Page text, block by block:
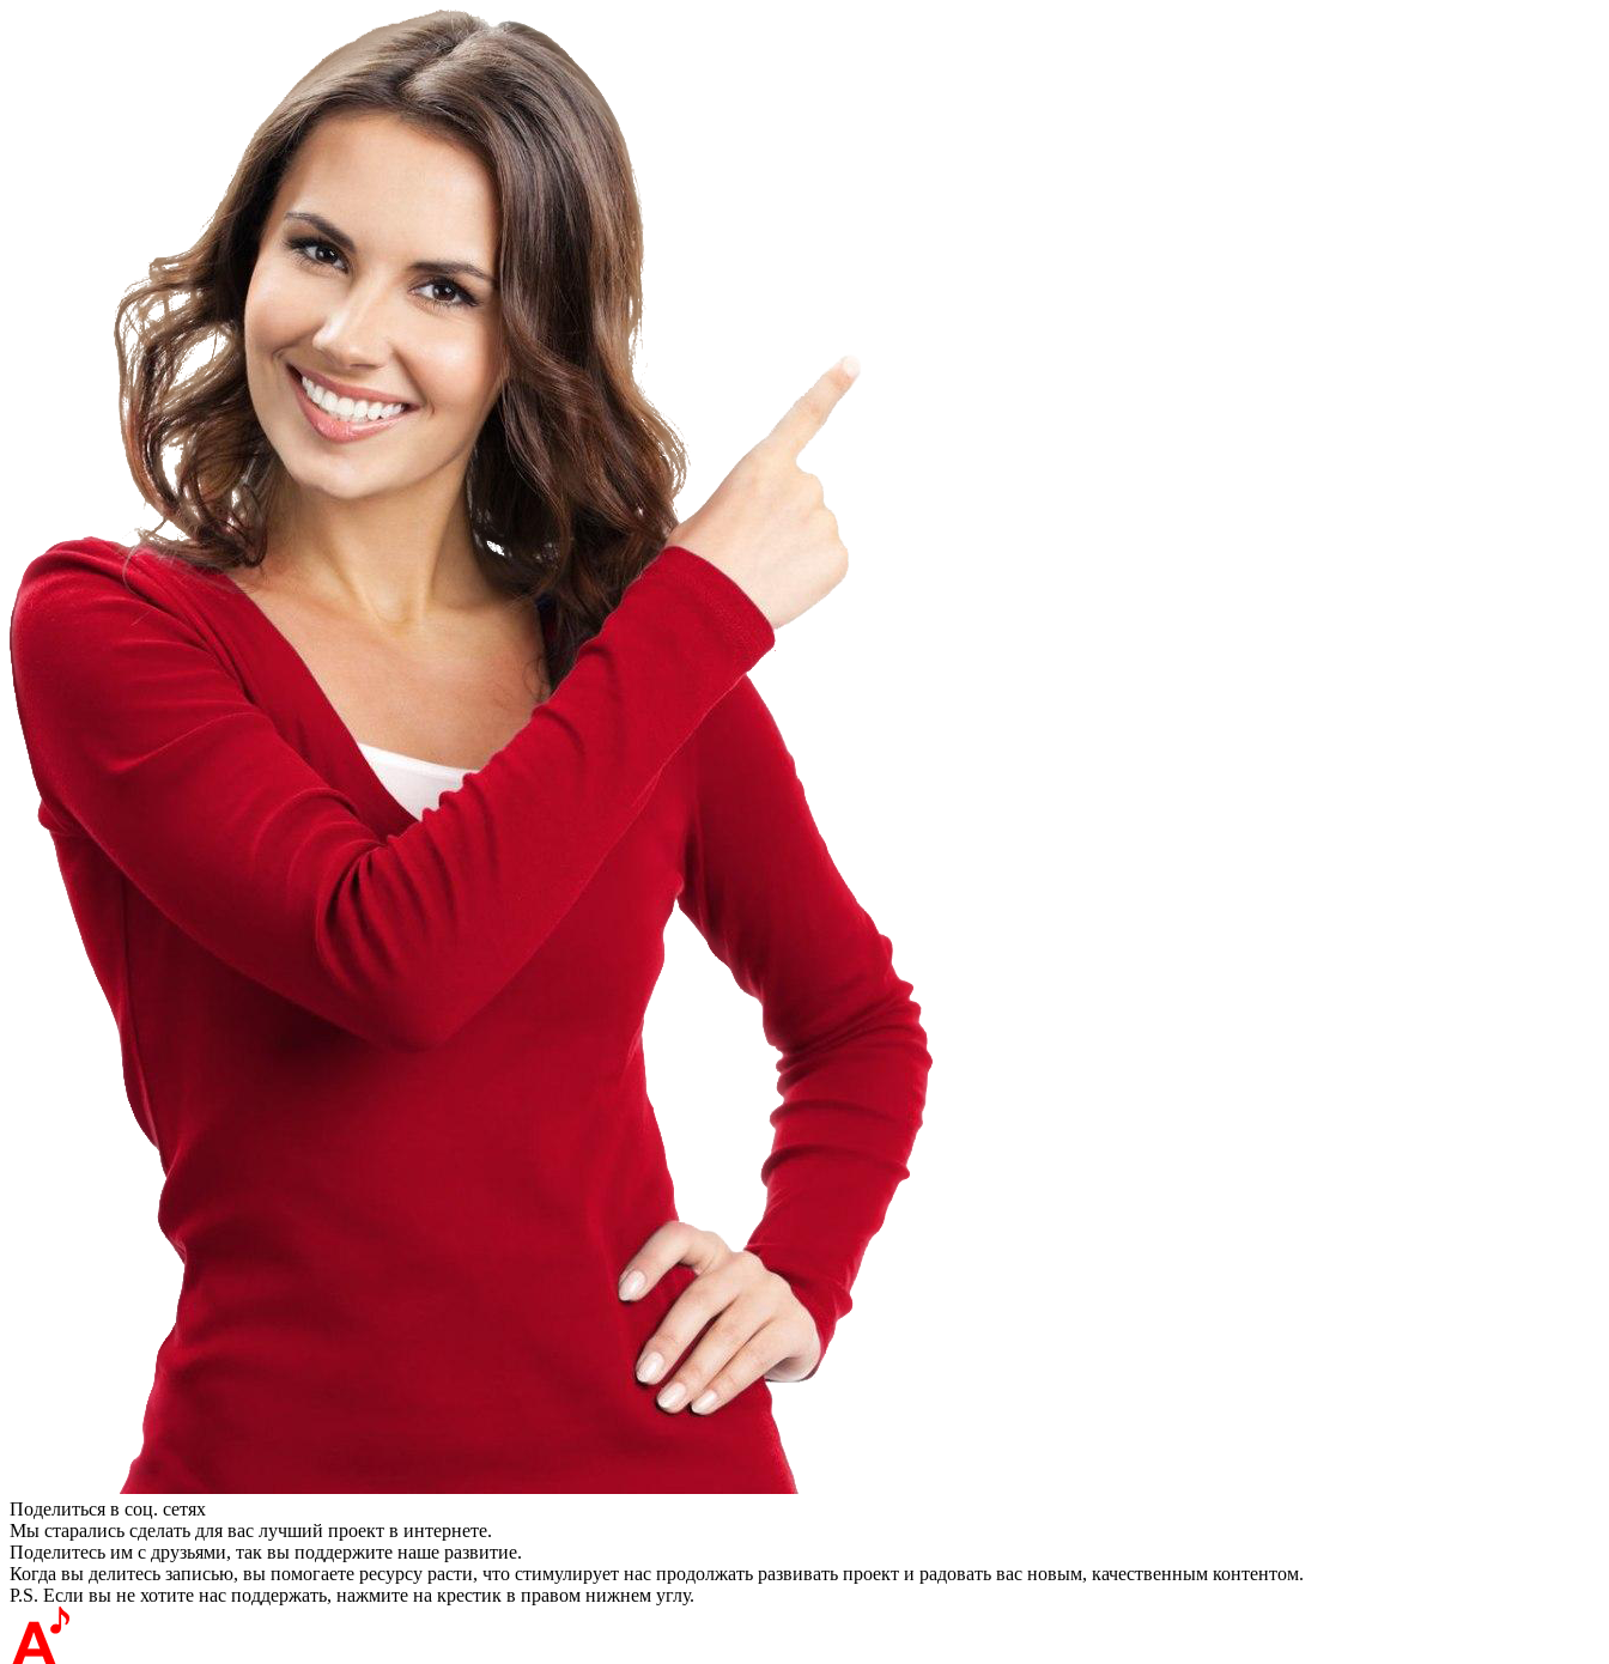
Поделиться в соц. сетях
Мы старались сделать для вас лучший проект в интернете.
Поделитесь им с друзьями, так вы поддержите наше развитие.
Когда вы делитесь записью, вы помогаете ресурсу расти, что стимулирует нас продолжать развивать проект и радовать вас новым, качественным контентом.
P.S. Если вы не хотите нас поддержать, нажмите на крестик в правом нижнем углу.